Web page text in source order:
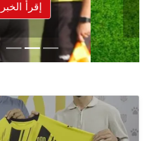
إقرأ الخبر